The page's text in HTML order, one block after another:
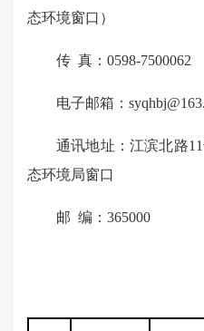
态环境窗口）
传 真：0598-7500062
电子邮箱：
通讯地址：江滨北路
态环境局窗口
邮 编：365000